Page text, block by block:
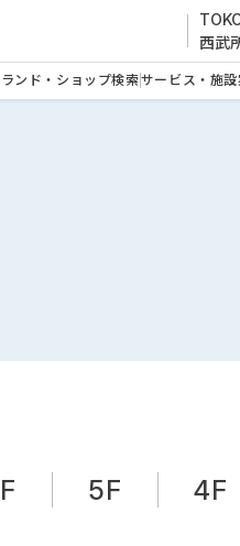
西武
ンド・ショップ検索サービス・施設
5F 4F